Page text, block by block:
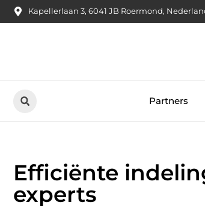
Kapellerlaan 3, 6041 JB Roermond,
Partners
Efficiënte
experts